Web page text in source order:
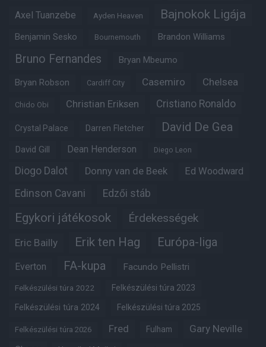
Axel Tuanzebe Ayden Heaven Bajnokok Ligája
Benjamin Sesko Bournemouth Brandon Williams
Bruno Fernandes Bryan Mbeumo
Bryan Robson Cardiff City Casemiro Chelsea
Chido Obi Christian Eriksen Cristiano Ronaldo
Crystal Palace Darren Fletcher David De Gea
David Gill Dean Henderson Diego Leon
Diogo Dalot Donny van de Beek Ed Woodward
Edinson Cavani Edzői stáb
Egykori játékosok Érdekességek
Eric Bailly Erik ten Hag Európa-liga
Everton FA-kupa Facundo Pellistri
Felkészülési túra 2022 Felkészülési túra 2023
Felkészülési túra 2024 Felkészülési túra 2025
Felkészülési túra 2026 Fred Fulham Gary Neville